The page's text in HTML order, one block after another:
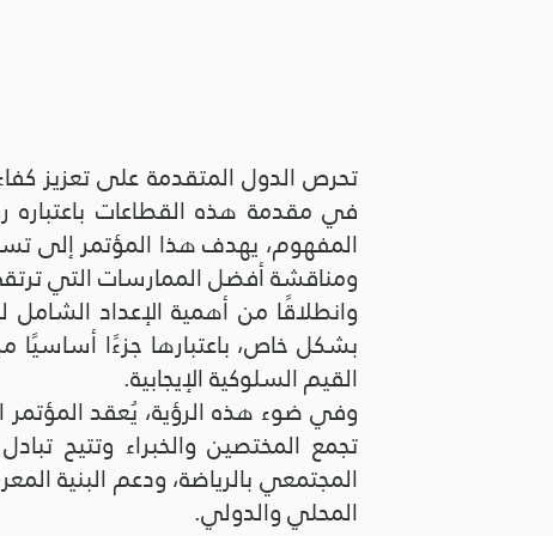
تحرص الدول المتقدمة على تعزيز
في مقدمة هذه القطاعات باعتباره
المفهوم، يهدف هذا المؤتمر إلى
ومناقشة أفضل الممارسات التي
وانطلاقًا من أهمية الإعداد الشامل
بشكل خاص، باعتبارها جزءًا أساسيًا
القيم السلوكية الإيجابية.
وفي ضوء هذه الرؤية، يُعقد المؤتمر
تجمع المختصين والخبراء وتتيح
المجتمعي بالرياضة، ودعم البنية
المحلي والدولي.